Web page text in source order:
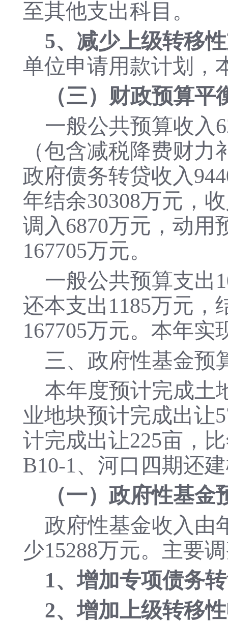
至其他支出科目。
5、减少上级转移
单位申请用款计划，
（三）财政预算平
一般公共预算收入
（包含减税降费财
政府债务转贷收入
年结余30308万元，
调入6870万元，动用
167705万元。
一般公共预算支出
还本支出1185万元，
167705万元。本年实
三、政府性基金预
本年度预计完成土
业地块预计完成出让
计完成出让225亩，
B10-1、河口四期还
（一）政府性基金
政府性基金收入由
少15288万元。主要
1、增加专项债务
2、增加上级转移